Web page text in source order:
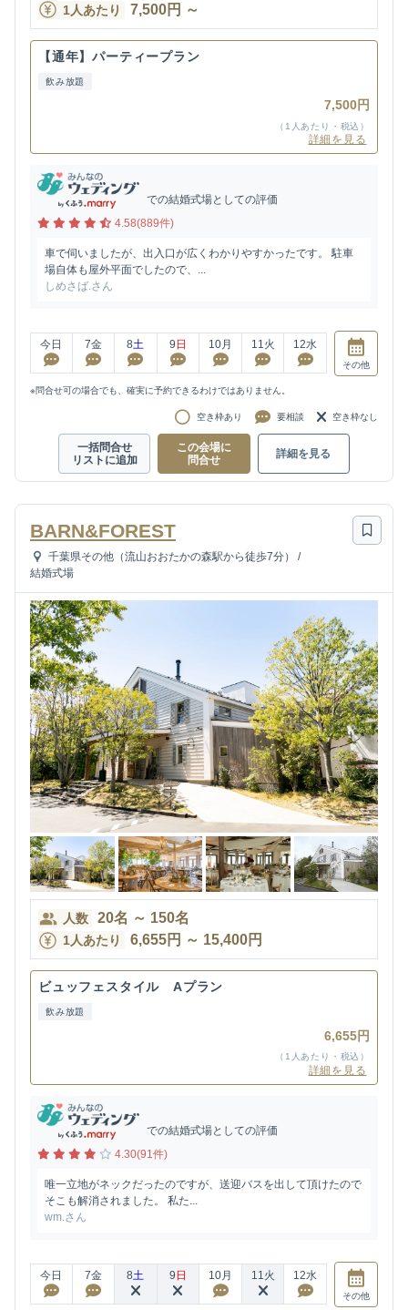
1人あたり 7,500円 ～
【通年】パーティープラン
飲み放題
7,500円
（1人あたり・税込）
詳細を見る
での結婚式場としての評価
4.58(889件)
車で伺いましたが、出入口が広くわかりやすかったです。 駐車
場自体も屋外平面でしたので、...
しめさば.さん
今日 7金 8土 9 日 10月 11火 12水
その他
※問合せ可の場合でも、確実に予約できるわけではありません。
空き枠あり 要相談 空き枠なし
一括問合せ
リストに追加
この会場に
問合せ
詳細を見る
BARN&FOREST
千葉県その他（流山おおたかの森駅から徒歩7分）
/
結婚式場
人数 20名 ～ 150名
1人あたり 6,655円 ～ 15,400円
ビュッフェスタイル Aプラン
飲み放題
6,655円
（1人あたり・税込）
詳細を見る
での結婚式場としての評価
4.30(91件)
唯一立地がネックだったのですが、送迎バスを出して頂けたので
そこも解消されました。 私た...
wm.さん
今日 7金 8土 9 日 10月 11火 12水
その他